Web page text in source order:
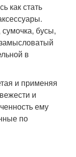
как стать
бусы,
в
и применяя
и
ему
по